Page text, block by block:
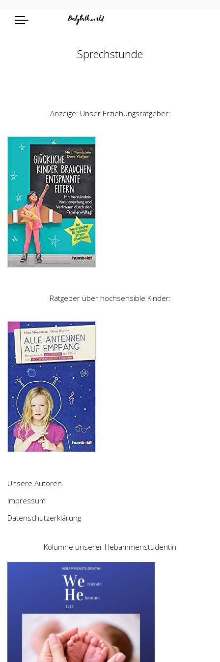
Sprechstunde
Anzeige: Unser Erziehungsratgeber:
Ratgeber über hochsensible Kinder:
Unsere Autoren
Impressum
Datenschutzerklärung
Kolumne unserer Hebammenstudentin